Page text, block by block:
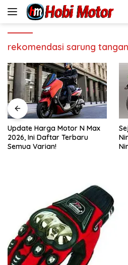
rekomendasi sarung
Update Harga Motor N Max
2026, Ini Daftar Terbaru
Semua Varian!